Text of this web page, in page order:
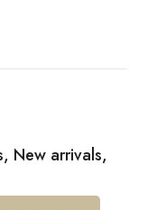
, New arrivals,